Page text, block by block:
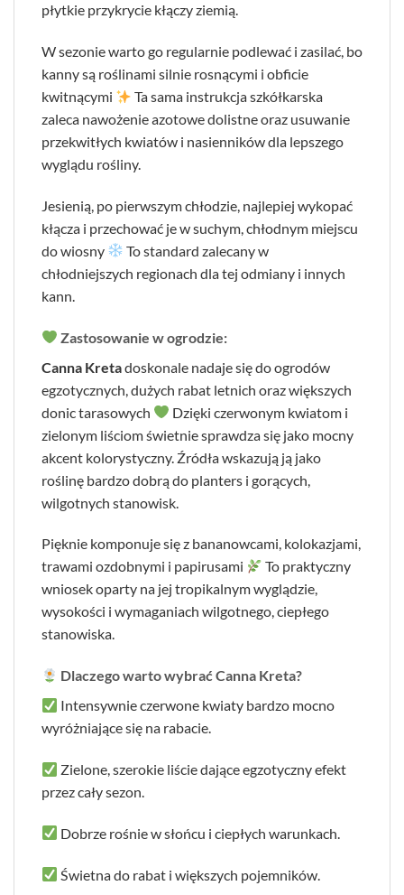
płytkie przykrycie kłączy ziemią.
W sezonie warto go regularnie podlewać i zasilać, bo
kanny są roślinami silnie rosnącymi i obficie
kwitnącymi
Ta sama instrukcja szkółkarska
zaleca nawożenie azotowe dolistne oraz usuwanie
przekwitłych kwiatów i nasienników dla lepszego
wyglądu rośliny.
Jesienią, po pierwszym chłodzie, najlepiej wykopać
kłącza i przechować je w suchym, chłodnym miejscu
do wiosny
To standard zalecany w
chłodniejszych regionach dla tej odmiany i innych
kann.
Zastosowanie w ogrodzie:
Canna Kretadoskonale nadaje się do ogrodów
egzotycznych, dużych rabat letnich oraz większych
donic tarasowych
Dzięki czerwonym kwiatom i
zielonym liściom świetnie sprawdza się jako mocny
akcent kolorystyczny. Źródła wskazują ją jako
roślinę bardzo dobrą do planters i gorących,
wilgotnych stanowisk.
Pięknie komponuje się z bananowcami, kolokazjami,
trawami ozdobnymi i papirusami
To praktyczny
wniosek oparty na jej tropikalnym wyglądzie,
wysokości i wymaganiach wilgotnego, ciepłego
stanowiska.
Dlaczego warto wybrać Canna Kreta?
Intensywnie czerwone kwiaty bardzo mocno
wyróżniające się na rabacie.
Zielone, szerokie liście dające egzotyczny efekt
przez cały sezon.
Dobrze rośnie w słońcu i ciepłych warunkach.
Świetna do rabat i większych pojemników.